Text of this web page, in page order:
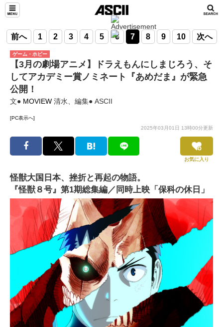
前へ 1 2 3 4 5 6 7 8 9 10 次へ
ゲーム・ホビー
【3月の劇場アニメ】ドラえもんにしまじろう、そ
してアカデミー賞ノミネート『あめだま』が緊急
公開！
文● MOVIEW 清水、編集● ASCII
[PC表示へ]
2025年03月01日 13時00分更新
お気に入り
怪獣大国日本、挫折と再起の物語。
『怪獣８号』第1期総集編／同時上映「保科の休日」